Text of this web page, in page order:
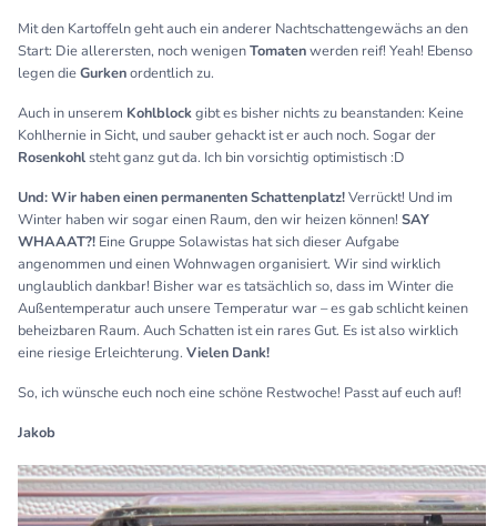
Mit den Kartoffeln geht auch ein anderer Nachtschattengewächs an den
Start: Die allerersten, noch wenigenTomatenwerden reif! Yeah! Ebenso
legen dieGurkenordentlich zu.
Auch in unserem Kohlblockgibt es bisher nichts zu beanstanden: Keine
Kohlhernie in Sicht, und sauber gehackt ist er auch noch. Sogar der
Rosenkohlsteht ganz gut da. Ich bin vorsichtig optimistisch :D
Und:Wir haben einen permanenten Schattenplatz!Verrückt! Und im
Winter haben wir sogar einen Raum, den wir heizen können! SAY
WHAAAT?! Eine Gruppe Solawistas hat sich dieser Aufgabe
angenommen und einen Wohnwagen organisiert. Wir sind wirklich
unglaublich dankbar! Bisher war es tatsächlich so, dass im Winter die
Außentemperatur auch unsere Temperatur war – es gab schlicht keinen
beheizbaren Raum. Auch Schatten ist ein rares Gut. Es ist also wirklich
eine riesige Erleichterung. Vielen Dank!
So, ich wünsche euch noch eine schöne Restwoche! Passt auf euch auf!
Jakob